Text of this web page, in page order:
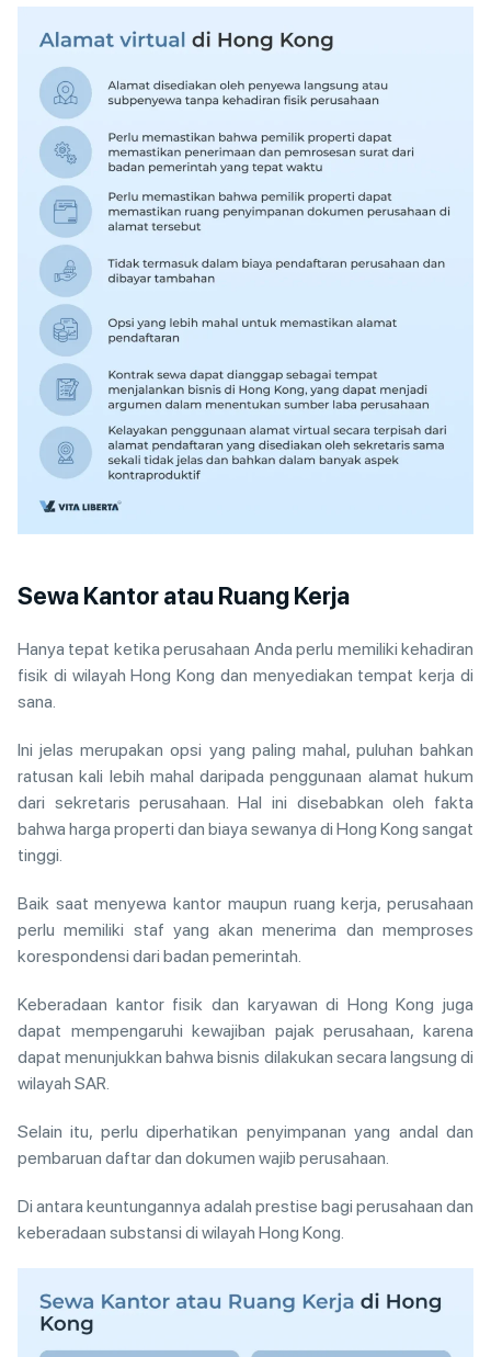
Sewa Kantor atau Ruang Kerja
Hanya tepat ketika perusahaan Anda perlu memiliki kehadiran
fisik di wilayah Hong Kong dan menyediakan tempat kerja di
sana.
Ini jelas merupakan opsi yang paling mahal, puluhan bahkan
ratusan kali lebih mahal daripada penggunaan alamat hukum
dari sekretaris perusahaan. Hal ini disebabkan oleh fakta
bahwa harga properti dan biaya sewanya di Hong Kong sangat
tinggi.
Baik saat menyewa kantor maupun ruang kerja, perusahaan
perlu memiliki staf yang akan menerima dan memproses
korespondensi dari badan pemerintah.
Keberadaan kantor fisik dan karyawan di Hong Kong juga
dapat mempengaruhi kewajiban pajak perusahaan, karena
dapat menunjukkan bahwa bisnis dilakukan secara langsung di
wilayah SAR.
Selain itu, perlu diperhatikan penyimpanan yang andal dan
pembaruan daftar dan dokumen wajib perusahaan.
Di antara keuntungannya adalah prestise bagi perusahaan dan
keberadaan substansi di wilayah Hong Kong.